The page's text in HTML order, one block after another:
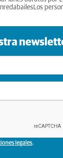
Los
legales.